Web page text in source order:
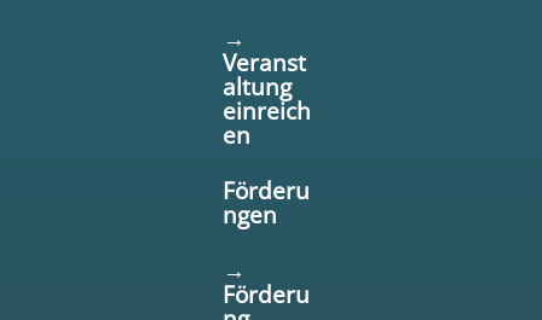
→
Veranst
altung
einreich
en
Förderu
ngen
→
Förderu